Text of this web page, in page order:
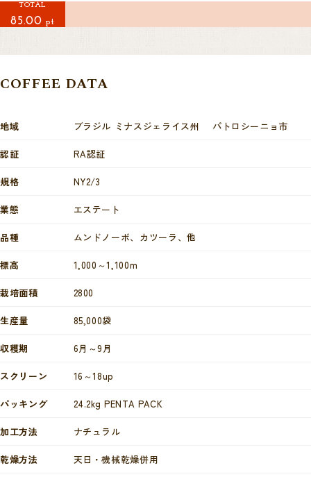
TOTAL
85.00 pt
COFFEE DATA
地域 ブラジル ミナスジェライス州 パトロシーニョ市
認証 RA認証
規格 NY2/3
業態 エステート
品種 ムンドノーボ、カツーラ、他
標高 1,000～1,100m
栽培面積 2800
生産量 85,000袋
収穫期 6月～9月
スクリーン 16～18up
パッキング 24.2kg PENTA PACK
加工方法 ナチュラル
乾燥方法 天日・機械乾燥併用